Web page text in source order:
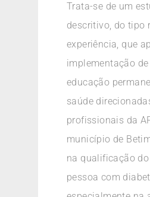
Trata-se de um
descritivo, do tipo
experiência, que
implementação
educação
saúde
profissionais da
município de
na qualificação
pessoa com